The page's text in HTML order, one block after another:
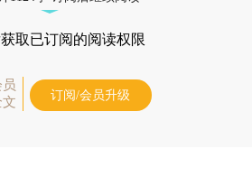
取已订阅的阅读权限
订阅/会员升级